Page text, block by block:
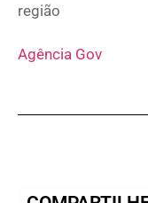
região
Agência Gov